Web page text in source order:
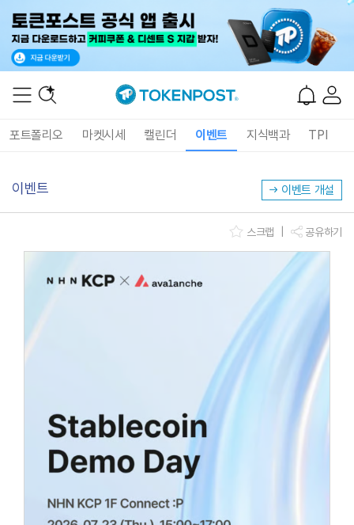
포트폴리오 마켓시세 캘린더 이벤트 지식백과 TPI
이벤트 이벤트 개설
스크랩 공유하기